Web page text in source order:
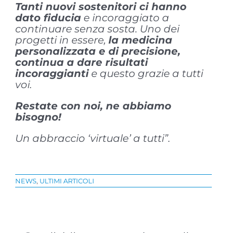
Tanti nuovi sostenitori ci hanno
dato fiduciae incoraggiato a
continuare senza sosta. Uno dei
progetti in essere, la medicina
personalizzata e di precisione,
continua a dare risultati
incoraggiantie questo grazie a tutti
voi.
Restate con noi, ne abbiamo
bisogno!
Un abbraccio ‘virtuale’ a tutti”.
NEWS, ULTIMI ARTICOLI